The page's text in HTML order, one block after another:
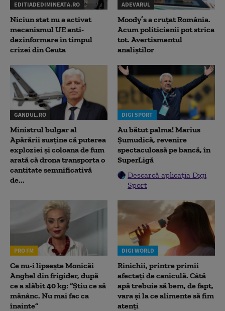
EDITIADEDIMINEATA.RO
Niciun stat nu a activat
mecanismul UE anti-
dezinformare în timpul
crizei din Ceuta
ADEVARUL
Moody’s a cruțat România.
Acum politicienii pot strica
tot. Avertismentul
analiștilor
GANDUL.RO
Ministrul bulgar al
Apărării susține că puterea
exploziei și coloana de fum
arată că drona transporta o
cantitate semnificativă
de...
DIGI SPORT
Au bătut palma! Marius
Șumudică, revenire
spectaculoasă pe bancă, în
SuperLigă
Descarcă aplicația Digi
Sport
PRO FM
Ce nu-i lipsește Monicăi
Anghel din frigider, după
ce a slăbit 40 kg: “Știu ce să
mănânc. Nu mai fac ca
înainte”
DIGI WORLD
Rinichii, printre primii
afectați de caniculă. Câtă
apă trebuie să bem, de fapt,
vara și la ce alimente să fim
atenți